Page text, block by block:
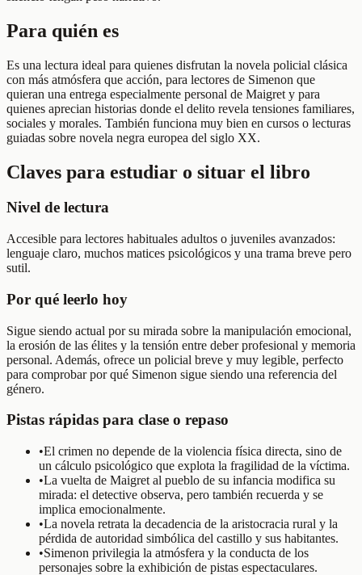
Para quién es
Es una lectura ideal para quienes disfrutan la novela policial clásica
con más atmósfera que acción, para lectores de Simenon que
quieran una entrega especialmente personal de Maigret y para
quienes aprecian historias donde el delito revela tensiones familiares,
sociales y morales. También funciona muy bien en cursos o lecturas
guiadas sobre novela negra europea del siglo XX.
Claves para estudiar o situar el libro
Nivel de lectura
Accesible para lectores habituales adultos o juveniles avanzados:
lenguaje claro, muchos matices psicológicos y una trama breve pero
sutil.
Por qué leerlo hoy
Sigue siendo actual por su mirada sobre la manipulación emocional,
la erosión de las élites y la tensión entre deber profesional y memoria
personal. Además, ofrece un policial breve y muy legible, perfecto
para comprobar por qué Simenon sigue siendo una referencia del
género.
Pistas rápidas para clase o repaso
•El crimen no depende de la violencia física directa, sino de
un cálculo psicológico que explota la fragilidad de la víctima.
•La vuelta de Maigret al pueblo de su infancia modifica su
mirada: el detective observa, pero también recuerda y se
implica emocionalmente.
•La novela retrata la decadencia de la aristocracia rural y la
pérdida de autoridad simbólica del castillo y sus habitantes.
•Simenon privilegia la atmósfera y la conducta de los
personajes sobre la exhibición de pistas espectaculares.